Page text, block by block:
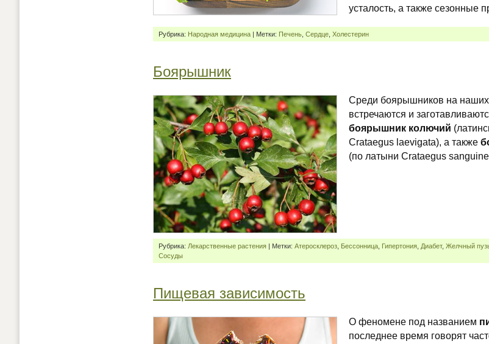
усталость, а также сезонные
Рубрика: Народная медицина | Метки: Печень Сердце Холестерин
Боярышник
Среди боярышников на наших
встречаются и
боярышник колючий
Crataegus laevigata), а также
(по латыни Crataegus
Рубрика: Лекарственные растения | Метки: Атеросклероз Бессонница Гипертония Диабет, Желчный
Сосуды
Пищевая зависимость
О феномене под названием
последнее время говорят